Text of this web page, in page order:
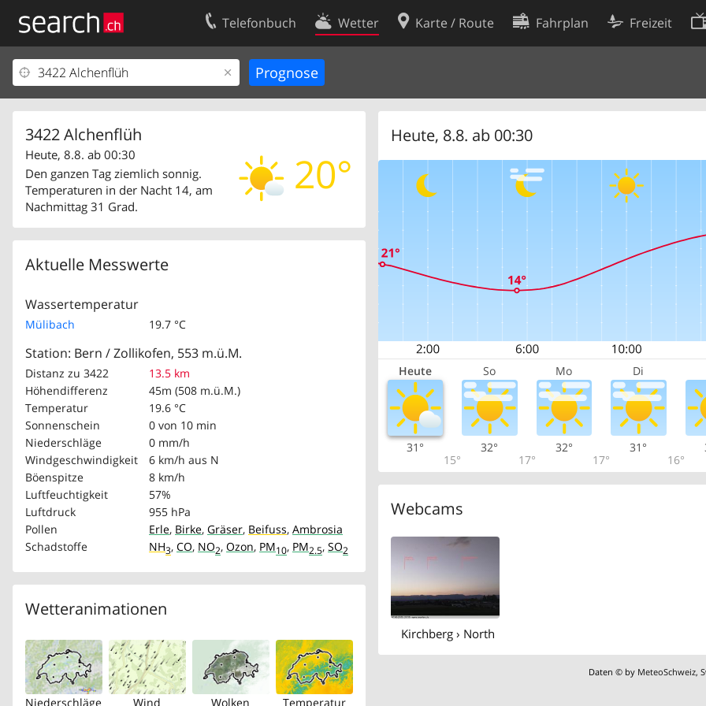
Telefonbuch Wetter Karte / Route Fahrplan Freizeit
3422 Alchenflüh
20°
Heute, 8.8. ab 00:30
Den ganzen Tag ziemlich sonnig.
Temperaturen in der Nacht 14, am
Nachmittag 31 Grad.
Aktuelle Messwerte
Wassertemperatur
Mülibach 19.7 °C
Station: Bern / Zollikofen, 553 m.ü.M.
Distanz zu 3422
13.5 km
Höhendifferenz
45m (508 m.ü.M.)
Temperatur
19.6 °C
Sonnenschein
0 von 10 min
Niederschläge
0 mm/h
Windgeschwindigkeit
6 km/h aus N
Böenspitze
8 km/h
Luftfeuchtigkeit
57%
Luftdruck
955 hPa
Pollen
Erle, Birke, Gräser, Beifuss, Ambrosia
Schadstoffe
NH3, CO, NO2, Ozon, PM10, PM2.5, SO2
Wetteranimationen
Niederschläge Wind Wolken Temperatur
Heute, 8.8. ab 00:30
Heute So Mo Di
31°
15°
32°
17°
32°
17°
31°
16°
Webcams
Kirchberg › North
Daten © by MeteoSchweiz,
Ihr Eintrag
Kundencenter Geschäftskunden
Impressum
Kontakt
Nutzungsbedingungen
Cookie-Einstellungen